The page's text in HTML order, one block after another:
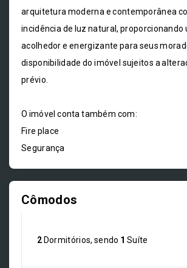
arquitetura moderna e contemporânea
incidência de luz natural, proporcionando
acolhedor e energizante para seus
disponibilidade do imóvel sujeitos a
prévio.
O imóvel conta também com:
Fire place
Segurança
Cômodos
2 Dormitórios, sendo 1 Suíte